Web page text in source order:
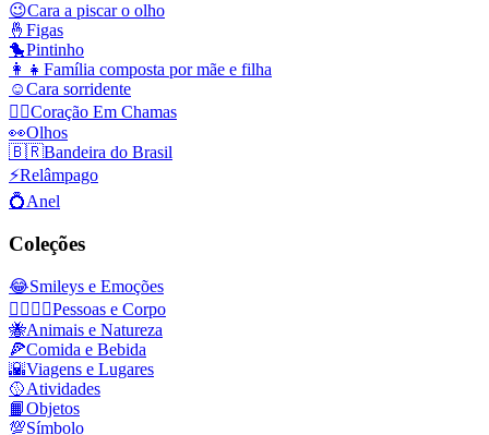
😉Cara a piscar o olho
🤞 Figas
🐤Pintinho
👩‍👧 Família composta por mãe e filha
☺️Cara sorridente
❤️‍🔥Coração Em Chamas
👀Olhos
🇧🇷Bandeira do Brasil
⚡Relâmpago
💍Anel
Coleções
😂Smileys e Emoções
👩‍❤️‍💋‍👨Pessoas e Corpo
🐝Animais e Natureza
🍕Comida e Bebida
🌇Viagens e Lugares
🥎Atividades
📙Objetos
💯Símbolo